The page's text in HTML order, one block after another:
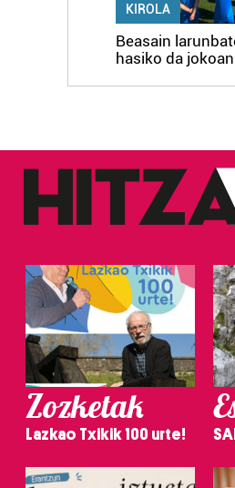
KIROLA
Beasain
hasiko da jokoan
Zozketak
Lazkao Txikik 100 urte!